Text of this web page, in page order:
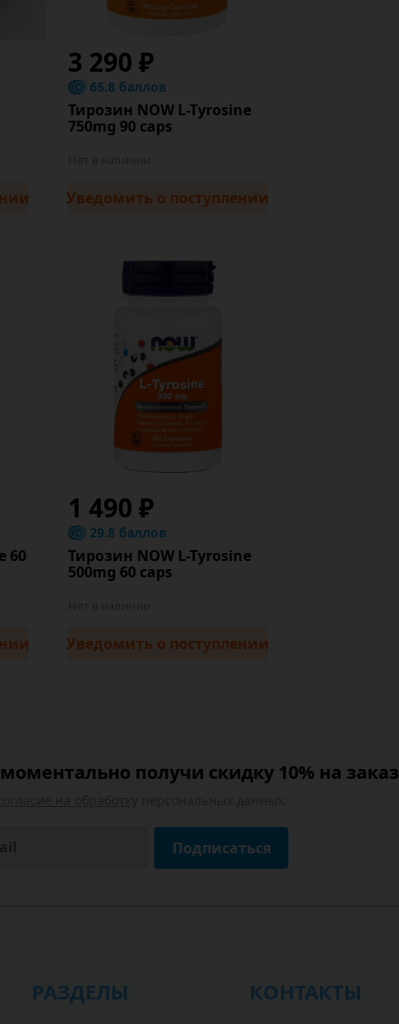
3 290 ₽
65.8 баллов
Тирозин NOW L-Tyrosine
750mg 90 caps
Уведомить о поступлении
60
1 490 ₽
29.8 баллов
Тирозин NOW L-Tyrosine
500mg 60 caps
Уведомить о поступлении
получи скидку 10% на заказ
Подписаться
РАЗДЕЛЫ КОНТАКТЫ